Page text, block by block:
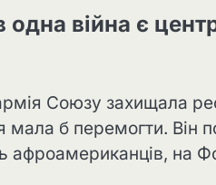
одна війна є
Союзу захищала
б перемогти. Він
на